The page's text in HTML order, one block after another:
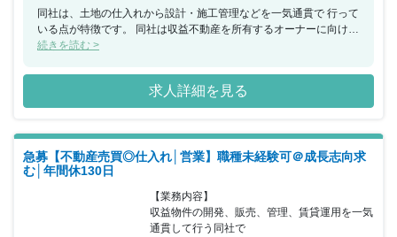
同社は、土地の仕入れから設計・施工管理などを一気通貫で 行って
いる点が特徴です。 同社は収益不動産を所有するオーナーに向け、
不動産に関連する サービスを提供しています。富裕層向けに、節税
く、 順調に売上伸長中です。 また代表による三方良しの考え方を
大切にしており、顧客のみならず 同社社員のことも考えた経営をし
ております。
続きを読む >
求人詳細を見る
急募【不動産売買◎仕入れ│営業】職種未経験可＠成長志向求
む│年間休130日
【業務内容】
収益物件の開発、販売、管理、賃貸運用を一気
通貫して行う同社で